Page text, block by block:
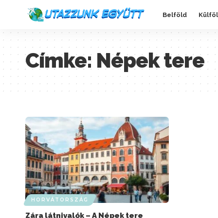
Belföld
Címke: Népek tere
HORVÁTORSZÁG
Zára látnivalók – A Népek tere